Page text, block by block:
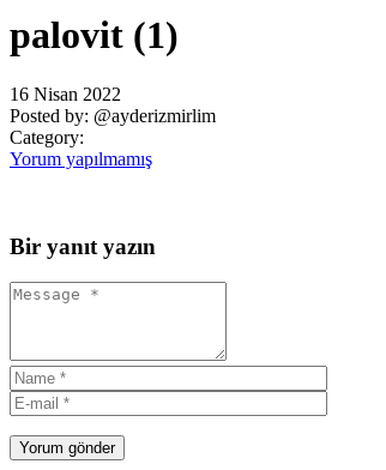
palovit (1)
16 Nisan 2022
Posted by: @ayderizmirlim
Category:
Yorum yapılmamış
Bir yanıt yazın
Yorum gönder